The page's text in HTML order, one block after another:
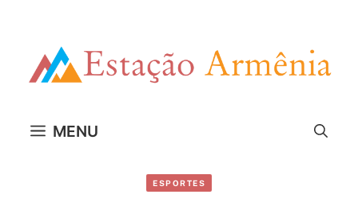
MENU
ESPORTES